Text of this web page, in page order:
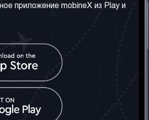
Правила и Условия
Часто задаваемые
вопросы
Социальные сети
приложение mobineX из Play и